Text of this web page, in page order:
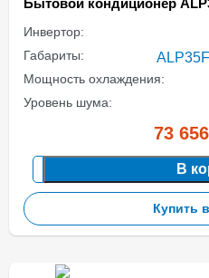
Бытовой кондиционер
Инвертор:
Габариты:
Мощность охлаждения:
Уровень шума:
73 656
В
Купить